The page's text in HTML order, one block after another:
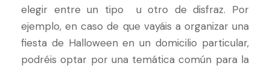
elegir entre un tipo u otro de disfraz. Por
ejemplo, en caso de que vayáis a organizar una
fiesta de Halloween en un domicilio particular,
podréis optar por una temática común para la